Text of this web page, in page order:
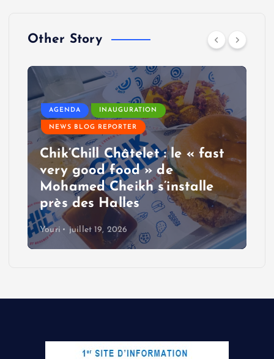
Other Story
AGENDA INAUGURATION
NEWS BLOG REPORTER
Chik’Chill Châtelet : le « fast
very good food » de
Mohamed Cheikh s’installe
près des Halles
Youri juillet 19, 2026